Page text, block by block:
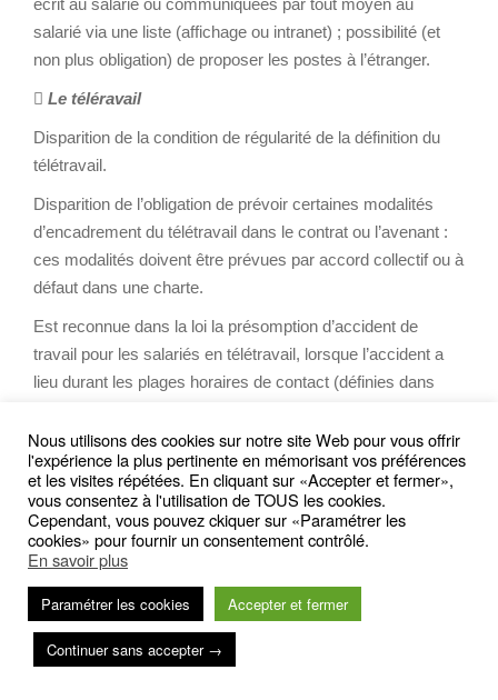
salarié via une liste (affichage ou intranet) ; possibilité (et
non plus obligation) de proposer les postes à l’étranger.
 Le téléravail
Disparition de la condition de régularité de la définition du
télétravail.
Disparition de l’obligation de prévoir certaines modalités
d’encadrement du télétravail dans le contrat ou l’avenant :
ces modalités doivent être prévues par accord collectif ou à
défaut dans une charte.
Est reconnue dans la loi la présomption d’accident de
travail pour les salariés en télétravail, lorsque l’accident a
lieu durant les plages horaires de contact (définies dans
Le congés de mobilitéet le transfert de salariés
Suppression du seuil de 1 000 salariés pour appliquer les
règles relatives au congé de mobilité ou de transfert d’entité
Le travail de nuit
Est actée la légalisation de la jurisprudence de la CA d’Aix-
en-Provence concernant le cas d’Auchan selon lequel
l’existence d’un accord collectif suffit à justifier le travail de
Nous utilisons des cookies sur notre site Web pour vous offrir
l'expérience la plus pertinente en mémorisant vos préférences
et les visites répétées. En cliquant sur «Accepter et fermer»,
vous consentez à l'utilisation de TOUS les cookies.
Cependant, vous pouvez ckiquer sur «Paramétrer les
cookies» pour fournir un consentement contrôlé.
En savoir plus
Paramétrer les cookies Accepter et fermer
Continuer sans accepter →